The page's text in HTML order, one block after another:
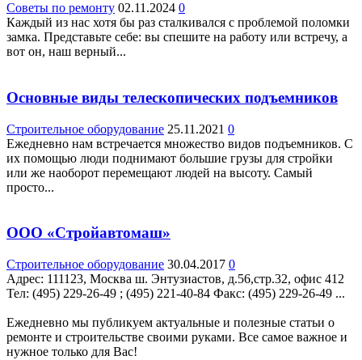
Советы по ремонту 02.11.2024 0
Каждый из нас хотя бы раз сталкивался с проблемой поломки
замка. Представьте себе: вы спешите на работу или встречу, а
вот он, наш верный...
Основные виды телескопических подъемников
Строительное оборудование 25.11.2021 0
Ежедневно нам встречается множество видов подъемников. С
их помощью люди поднимают большие грузы для стройки
или же наоборот перемещают людей на высоту. Самый
просто...
ООО «Стройавтомаш»
Строительное оборудование 30.04.2017 0
Адрес: 111123, Москва ш. Энтузиастов, д.56,стр.32, офис 412
Teл: (495) 229-26-49 ; (495) 221-40-84 Факс: (495) 229-26-49 ...
Ежедневно мы публикуем актуальные и полезные статьи о
ремонте и строительстве своими руками. Все самое важное и
нужное только для Вас!